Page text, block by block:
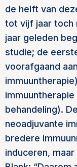
de helft van
tot vijf jaar toch
jaar geleden
studie; de
voorafgaand
behandeling).
neoadjuvante
bredere
induceren,